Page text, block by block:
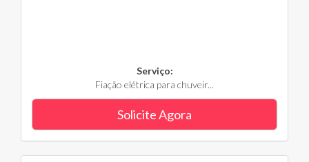
Serviço:
Fiação elétrica para chuveir...
Solicite Agora